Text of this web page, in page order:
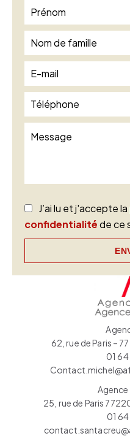
J’ai lu et j'accepte la
confidentialitéde ce
62, rue de Paris –
01
Agence
25, rue de Paris
01